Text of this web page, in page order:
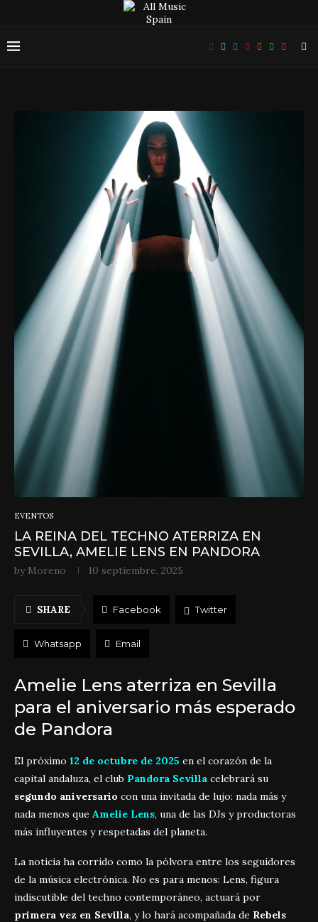
EVENTOS
LA REINA DEL TECHNO ATERRIZA EN
SEVILLA, AMELIE LENS EN PANDORA
by Moreno 10 septiembre, 2025
SHARE Facebook Twitter
Whatsapp Email
Amelie Lens aterriza en Sevilla
para el aniversario más esperado
de Pandora
El próximo 12 de octubre de 2025 en el corazón de la
capital andaluza, el club Pandora Sevilla celebrará su
segundo aniversario con una invitada de lujo: nada más y
nada menos que Amelie Lens, una de las DJs y productoras
más influyentes y respetadas del planeta.
La noticia ha corrido como la pólvora entre los seguidores
de la música electrónica. No es para menos: Lens, figura
indiscutible del techno contemporáneo, actuará por
primera vez en Sevilla, y lo hará acompañada de Rebels